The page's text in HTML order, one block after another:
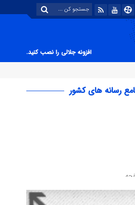
افزونه جلالی را نصب کنید.
رسانه های کشور